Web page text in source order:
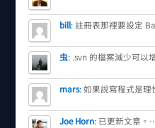
bill:註冊表那裡要設定
虫: .svn 的檔案減少可
mars:如果說寫程式是
Joe Horn: 已更新文章。